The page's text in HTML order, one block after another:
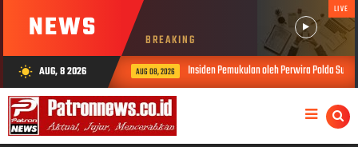
NEWS BREAKING
LIVE
wb_sunny AUG, 8 2026
AUG 08, 2026 Insiden Pemukulan oleh Perwira Polda Sumbar, Kabid Humas: